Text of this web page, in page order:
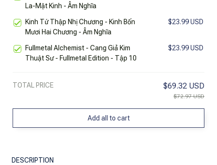
La-Mật Kinh - Âm Nghĩa
Kinh Tứ Thập Nhị Chương - Kinh Bốn
Mươi Hai Chương - Âm Nghĩa
$23.99 USD
Fullmetal Alchemist - Cang Giả Kim
Thuật Sư - Fullmetal Edition - Tập 10
$23.99 USD
TOTAL PRICE $69.32 USD
$72.97 USD
Add all to cart
DESCRIPTION